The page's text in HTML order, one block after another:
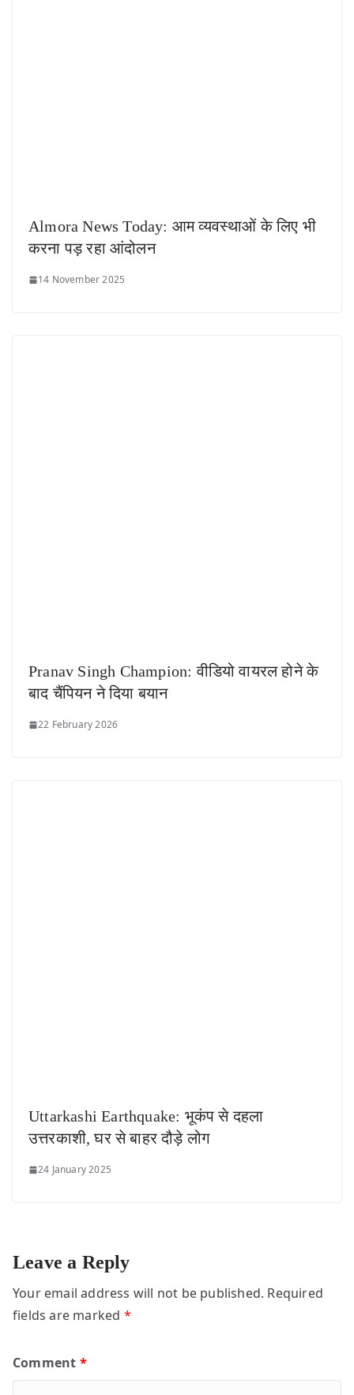
Almora News Today: आम व्यवस्थाओं के लिए भी
करना पड़ रहा आंदोलन
14 November 2025
Pranav Singh Champion: वीडियो वायरल होने के
बाद चैंपियन ने दिया बयान
22 February 2026
Uttarkashi Earthquake: भूकंप से दहला
उत्तरकाशी, घर से बाहर दौड़े लोग
24 January 2025
Leave a Reply
Your email address will not be published. Required
fields are marked *
Comment *